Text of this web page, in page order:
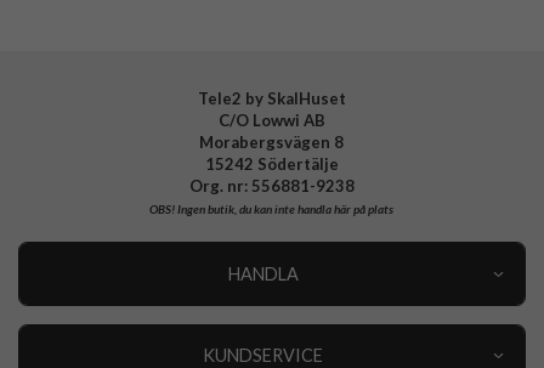
Tele2 by SkalHuset
C/O Lowwi AB
Morabergsvägen 8
15242 Södertälje
Org. nr: 556881-9238
OBS!Ingen butik, du kan inte handla här på plats
HANDLA
KUNDSERVICE